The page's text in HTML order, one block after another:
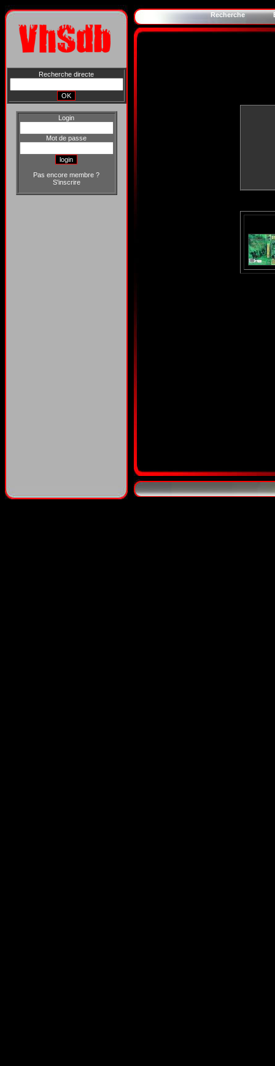
Recherche directe
Login
Mot de passe
Pas encore membre ?
S'inscrire
Recherche